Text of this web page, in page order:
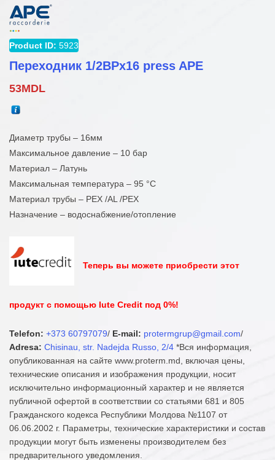
Product ID: 5923
Переходник 1/2ВРx16 press APE
53MDL
Диаметр трубы – 16мм
Максимальное давление – 10 бар
Материал – Латунь
Максимальная температура – 95 °С
Материал трубы – PEX /AL /PEX
Назначение – водоснабжение/отопление
Теперь вы можете приобрести этот
продукт с помощью Iute Credit под 0%!
Telefon: +373 60797079/ E-mail: protermgrup@gmail.com/
Adresa: Chisinau, str. Nadejda Russo, 2/4 *Вся информация,
опубликованная на сайте www.proterm.md, включая цены,
технические описания и изображения продукции, носит
исключительно информационный характер и не является
публичной офертой в соответствии со статьями 681 и 805
Гражданского кодекса Республики Молдова №1107 от
06.06.2002 г. Параметры, технические характеристики и состав
продукции могут быть изменены производителем без
предварительного уведомления.